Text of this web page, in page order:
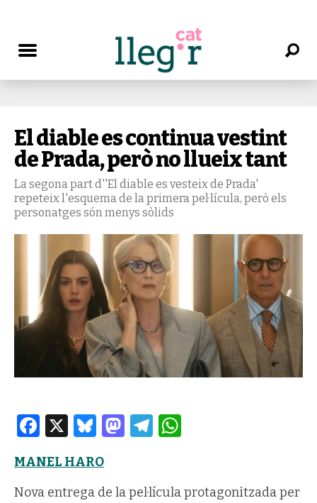
El diable es continua vestint
de Prada, però no llueix tant
La segona part d''El diable es vesteix de Prada'
repeteix l'esquema de la primera pel·lícula, però els
personatges són menys sòlids
Facebook
X Bluesky
Mastodon
Telegram
MANEL HARO
Nova entrega de la pel·lícula protagonitzada per